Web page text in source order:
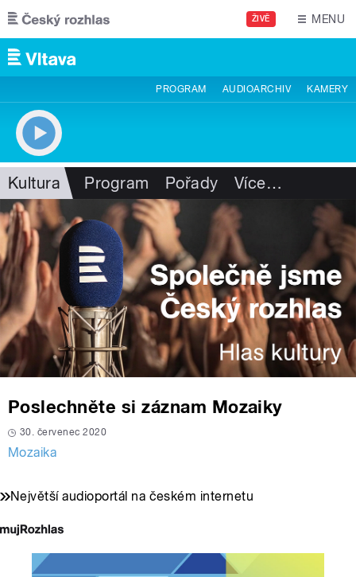
Přejít k hlavnímu obsahu
ŽIVĚ MENU
PROGRAM AUDIOARCHIV KAMERY
Kultura Program Pořady Více…
Poslechněte si záznam Mozaiky
30. červenec 2020
Mozaika
Největší audioportál na českém internetu